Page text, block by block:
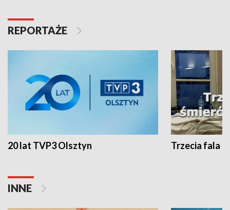
REPORTAŻE
20 lat TVP3 Olsztyn Trzecia fala -
INNE